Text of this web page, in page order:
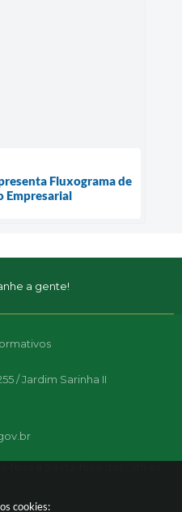
cookies:
Fluxograma de
Empresarial
a gente!
/ Jardim Sarinha II